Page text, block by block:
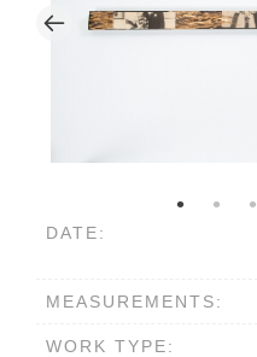
DATE:
MEASUREMENTS:
WORK TYPE: